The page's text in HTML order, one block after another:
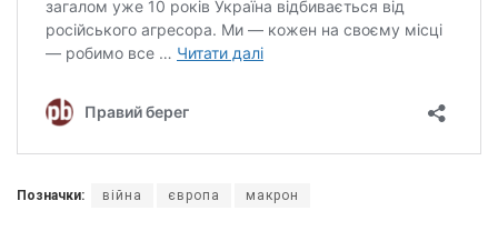
Позначки: війна європа макрон